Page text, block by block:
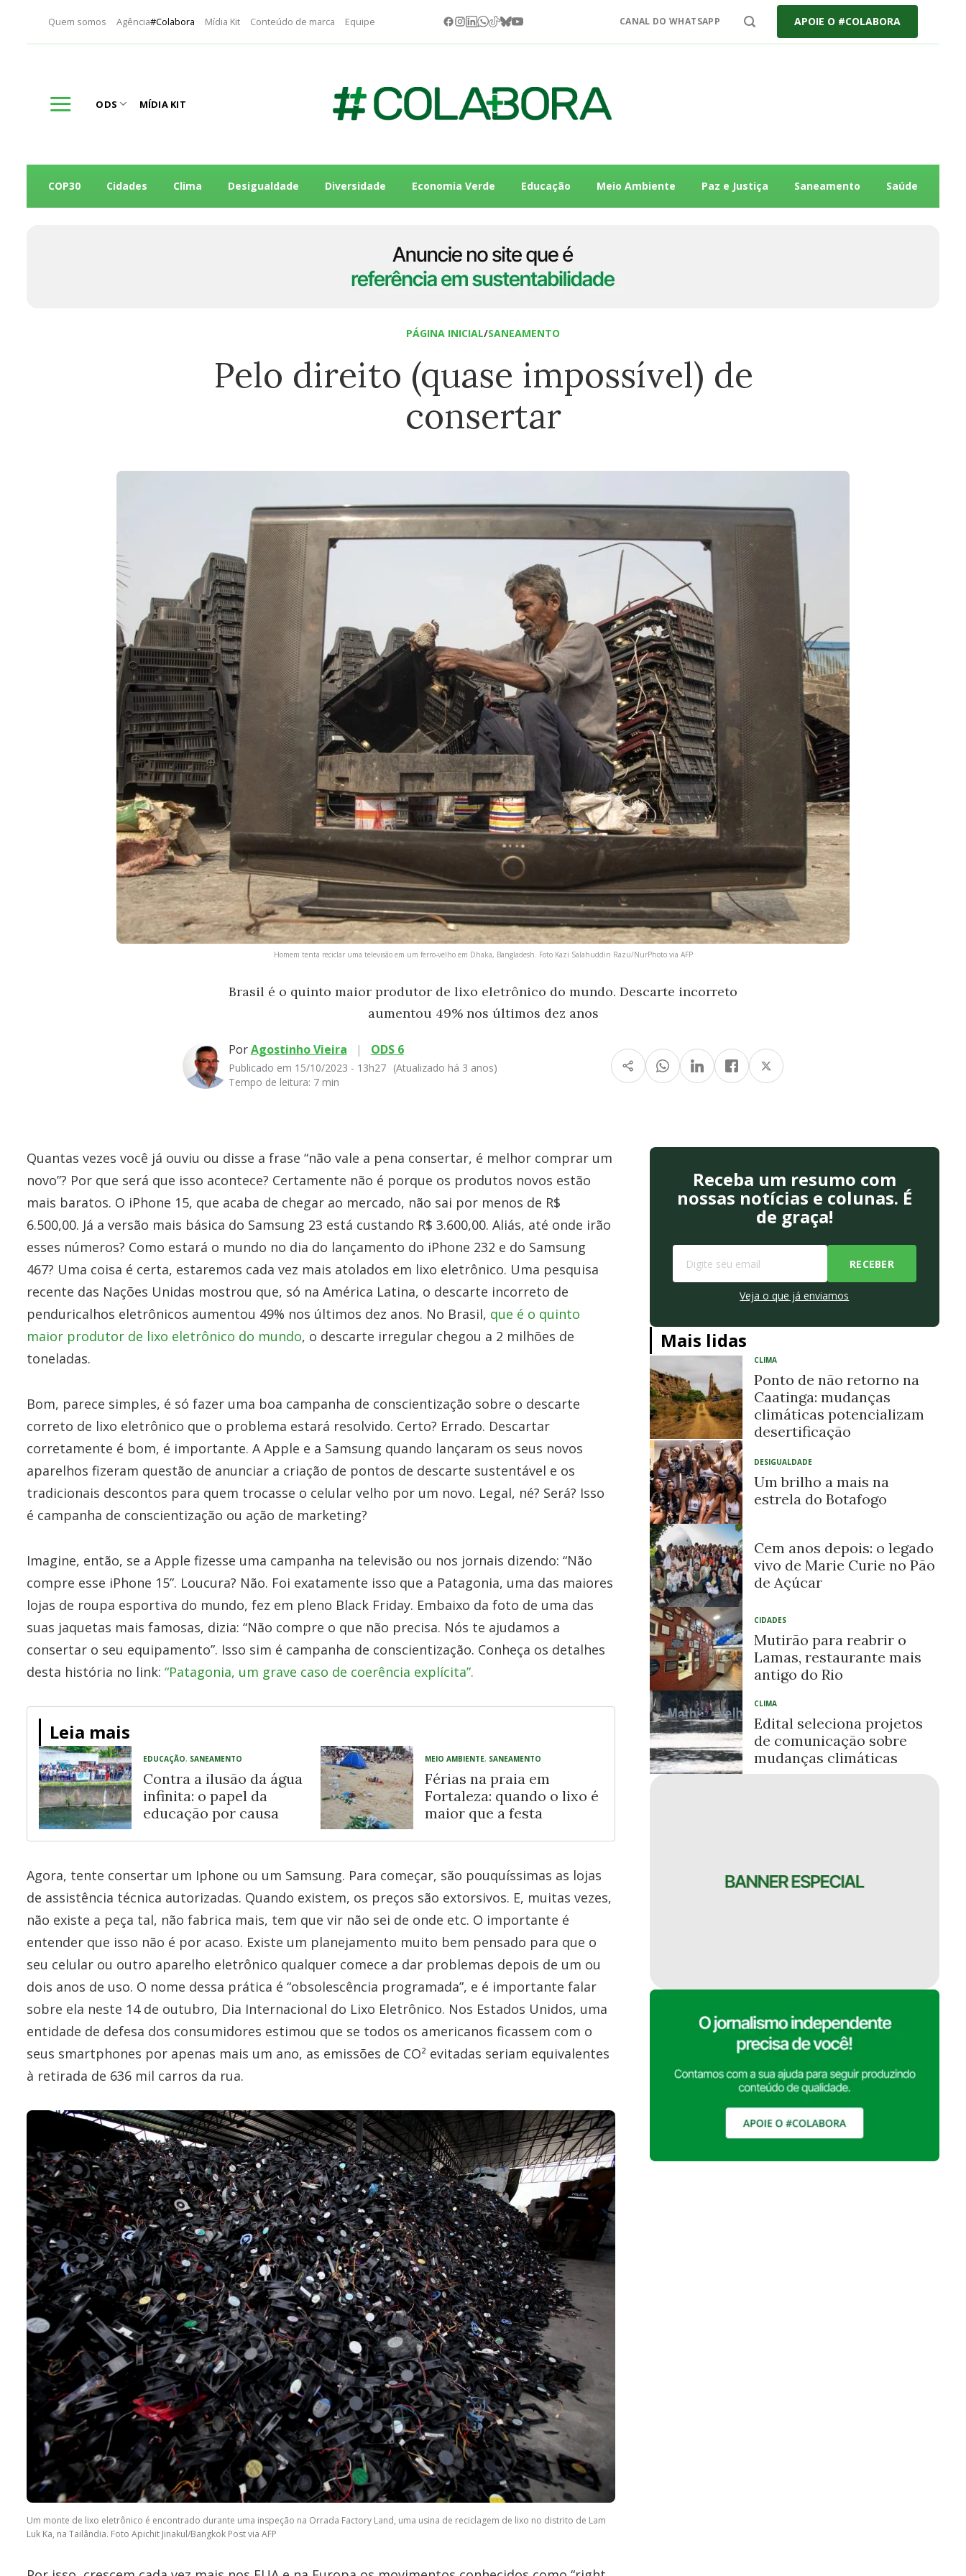
Quem somos Agência#Colabora Mídia Kit Conteúdo de marca Equipe CANAL DO WHATSAPP APOIE O #COLABORA
ODS MÍDIA KIT
COP30 Cidades Clima Desigualdade Diversidade Economia Verde Educação Meio Ambiente Paz e Justiça Saneamento Saúde
PÁGINA INICIAL/SANEAMENTO
Pelo direito (quase impossível) de
consertar
Homem tenta reciclar uma televisão em um ferro-velho em Dhaka, Bangladesh. Foto Kazi Salahuddin Razu/NurPhoto via AFP
Brasil é o quinto maior produtor de lixo eletrônico do mundo. Descarte incorreto
aumentou 49% nos últimos dez anos
PorAgostinho Vieira | ODS 6
Publicado em 15/10/2023 - 13h27 (Atualizado há 3 anos)
Tempo de leitura: 7 min
Quantas vezes você já ouviu ou disse a frase “não vale a pena consertar, é melhor comprar um
novo”? Por que será que isso acontece? Certamente não é porque os produtos novos estão
mais baratos. O iPhone 15, que acaba de chegar ao mercado, não sai por menos de R$
6.500,00. Já a versão mais básica do Samsung 23 está custando R$ 3.600,00. Aliás, até onde irão
esses números? Como estará o mundo no dia do lançamento do iPhone 232 e do Samsung
467? Uma coisa é certa, estaremos cada vez mais atolados em lixo eletrônico. Uma pesquisa
recente das Nações Unidas mostrou que, só na América Latina, o descarte incorreto de
penduricalhos eletrônicos aumentou 49% nos últimos dez anos. No Brasil, que é o quinto
maior produtor de lixo eletrônico do mundo, o descarte irregular chegou a 2 milhões de
toneladas.
Bom, parece simples, é só fazer uma boa campanha de conscientização sobre o descarte
correto de lixo eletrônico que o problema estará resolvido. Certo? Errado. Descartar
corretamente é bom, é importante. A Apple e a Samsung quando lançaram os seus novos
aparelhos fizeram questão de anunciar a criação de pontos de descarte sustentável e os
tradicionais descontos para quem trocasse o celular velho por um novo. Legal, né? Será? Isso
é campanha de conscientização ou ação de marketing?
Imagine, então, se a Apple fizesse uma campanha na televisão ou nos jornais dizendo: “Não
compre esse iPhone 15”. Loucura? Não. Foi exatamente isso que a Patagonia, uma das maiores
lojas de roupa esportiva do mundo, fez em pleno Black Friday. Embaixo da foto de uma das
suas jaquetas mais famosas, dizia: “Não compre o que não precisa. Nós te ajudamos a
consertar o seu equipamento”. Isso sim é campanha de conscientização. Conheça os detalhes
desta história no link: “Patagonia, um grave caso de coerência explícita”.
Leia mais
EDUCAÇÃO, SANEAMENTO
Contra a ilusão da água
infinita: o papel da
educação por causa
MEIO AMBIENTE, SANEAMENTO
Férias na praia em
Fortaleza: quando o lixo é
maior que a festa
Agora, tente consertar um Iphone ou um Samsung. Para começar, são pouquíssimas as lojas
de assistência técnica autorizadas. Quando existem, os preços são extorsivos. E, muitas vezes,
não existe a peça tal, não fabrica mais, tem que vir não sei de onde etc. O importante é
entender que isso não é por acaso. Existe um planejamento muito bem pensado para que o
seu celular ou outro aparelho eletrônico qualquer comece a dar problemas depois de um ou
dois anos de uso. O nome dessa prática é “obsolescência programada”, e é importante falar
sobre ela neste 14 de outubro, Dia Internacional do Lixo Eletrônico. Nos Estados Unidos, uma
entidade de defesa dos consumidores estimou que se todos os americanos ficassem com o
seus smartphones por apenas mais um ano, as emissões de CO² evitadas seriam equivalentes
à retirada de 636 mil carros da rua.
Um monte de lixo eletrônico é encontrado durante uma inspeção na Orrada Factory Land, uma usina de reciclagem de lixo no distrito de Lam
Luk Ka, na Tailândia. Foto Apichit Jinakul/Bangkok Post via AFP
Receba um resumo com
nossas notícias e colunas. É
de graça!
Veja o que já enviamos
Mais lidas
CLIMA
Ponto de não retorno na
Caatinga: mudanças
climáticas potencializam
desertificação
DESIGUALDADE
Um brilho a mais na
estrela do Botafogo
Cem anos depois: o legado
vivo de Marie Curie no Pão
de Açúcar
CIDADES
Mutirão para reabrir o
Lamas, restaurante mais
antigo do Rio
CLIMA
Edital seleciona projetos
de comunicação sobre
mudanças climáticas